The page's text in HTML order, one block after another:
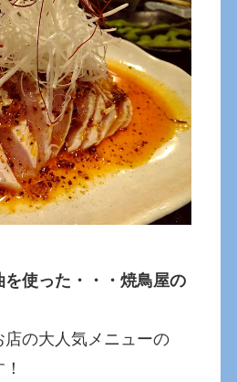
を使った・・・焼鳥屋の
店の大人気メニューの